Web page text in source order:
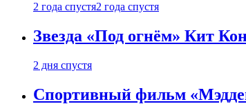
2 года спустя2 года спустя
Звезда «Под огнём» Кит
2 дня спустя
Спортивный фильм